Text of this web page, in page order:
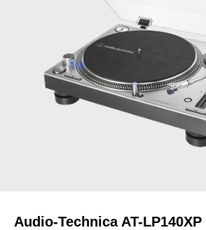
Audio-Technica AT-